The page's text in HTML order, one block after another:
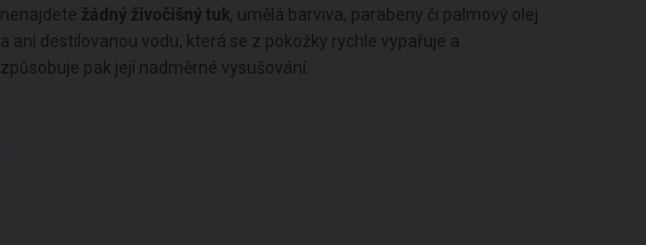
nenajdete žádný živočišný tuk, umělá barviva, parabeny či palmový olej
a ani destilovanou vodu, která se z pokožky rychle vypařuje a
způsobuje pak její nadměrné vysušování.